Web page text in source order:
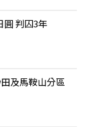
圓 判囚3年
及馬鞍山分區